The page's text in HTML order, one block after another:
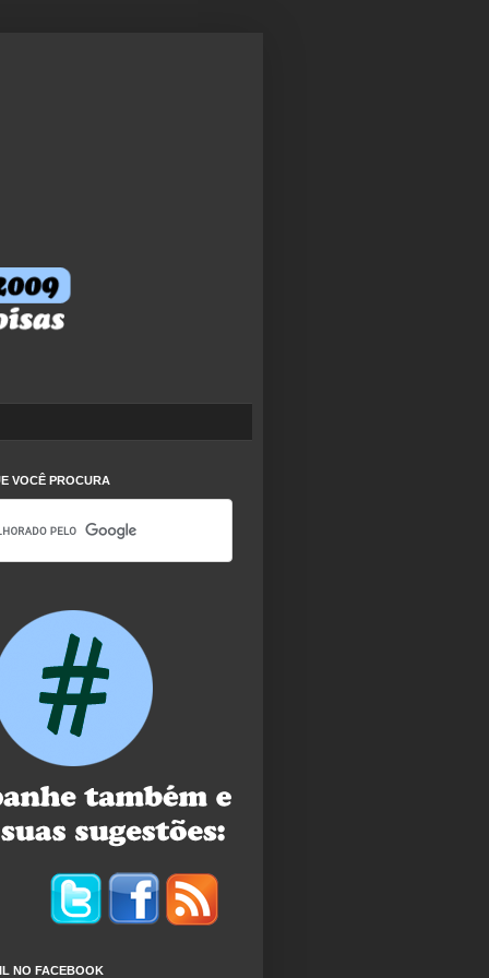
VOCÊ PROCURA
NO FACEBOOK